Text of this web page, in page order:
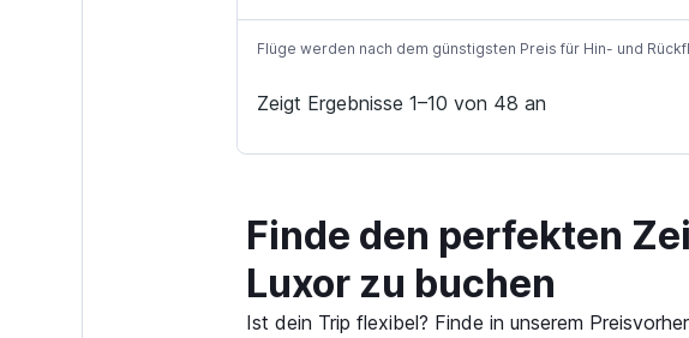
Flüge werden nach dem günstigsten Preis für Hin- und
Zeigt Ergebnisse 1–10 von 48 an
Finde den perfekten
Luxor zu buchen
Ist dein Trip flexibel? Finde in unserem